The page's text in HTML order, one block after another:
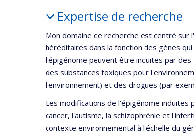
Expertise de recherche
Mon domaine de recherche est centré
héréditaires dans la fonction des gènes
l'épigénome peuvent être induites par
des substances toxiques pour
l'environnement) et des drogues (par
Les modifications de l'épigénome induites
cancer, l'autisme, la schizophrénie et
contexte environnemental à l'échelle du